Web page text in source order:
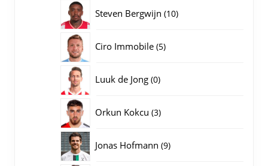
Steven Bergwijn 1010
Ciro Immobile 55
Luuk de Jong 00
Orkun Kokcu 33
Jonas Hofmann 99